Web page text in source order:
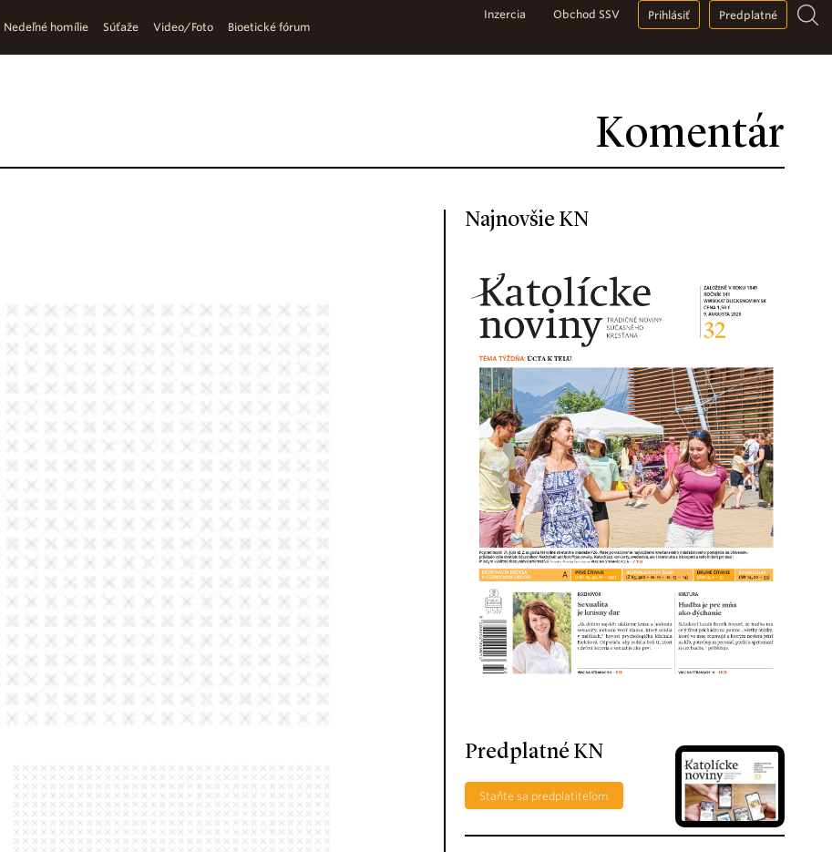
Komentár
Nedeľné homílie Súťaže Video/Foto Bioetické fórum
Inzercia Obchod SSV Prihlásiť Predplatné
Najnovšie KN
Predplatné KN
Staňte sa predplatiteľom